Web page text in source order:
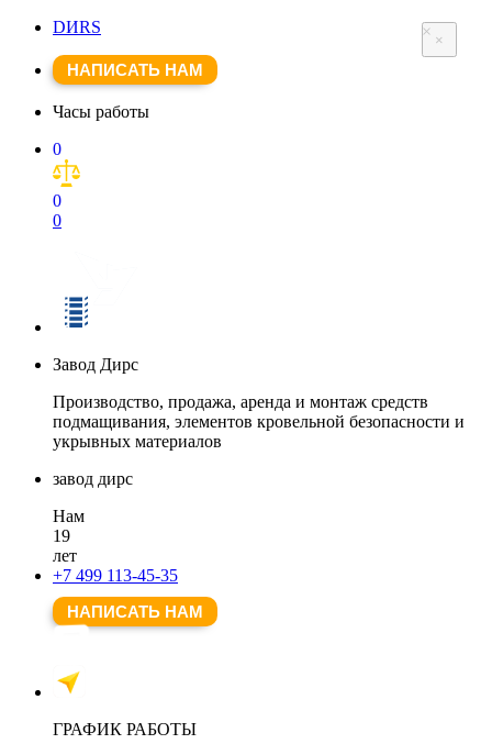
DИRS
НАПИСАТЬ НАМ
Часы работы
0
0
0
Завод Дирс
Производство, продажа, аренда и монтаж средств
подмащивания, элементов кровельной безопасности и
укрывных материалов
завод дирс
Нам
19
лет
+7 499 113-45-35
НАПИСАТЬ НАМ
ГРАФИК РАБОТЫ
×
×